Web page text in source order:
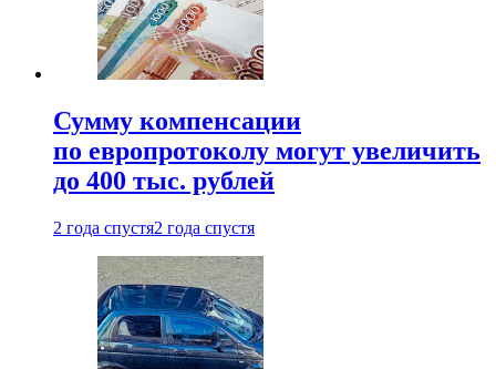
Сумму компенсации
по европротоколу могут увеличить
до 400 тыс. рублей
2 года спустя2 года спустя